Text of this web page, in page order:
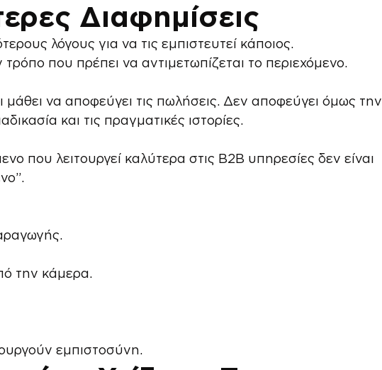
Διαφημίσεις
λόγους για να τις εμπιστευτεί κάποιος.
τρόπο που πρέπει να αντιμετωπίζεται το περιεχόμενο.
μάθει να αποφεύγει τις πωλήσεις. Δεν αποφεύγει όμως την
και τις πραγματικές ιστορίες.
που λειτουργεί καλύτερα στις B2B υπηρεσίες δεν είναι
την κάμερα.
εμπιστοσύνη.